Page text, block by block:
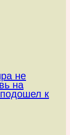
не
на
к